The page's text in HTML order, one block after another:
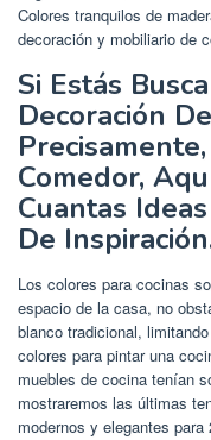
Colores tranquilos de
decoración y mobiliario de
Si Estás
Decoración
Comedor,
Cuantas
De
Los colores para cocinas
espacio de la casa, no
blanco tradicional,
colores para pintar una
muebles de cocina tenían
mostraremos las últimas
modernos y elegantes para